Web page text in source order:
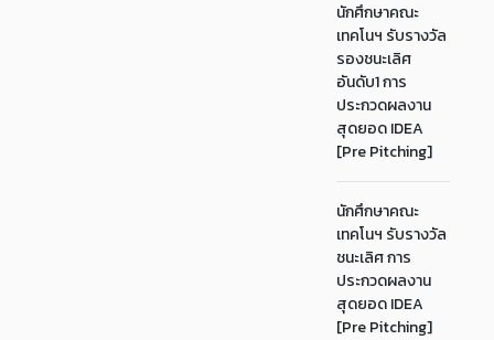
นักศึกษาคณะ
เทคโนฯ รับรางวัล
รองชนะเลิศ
อันดับ1 การ
ประกวดผลงาน
สุดยอด IDEA
[Pre Pitching]
นักศึกษาคณะ
เทคโนฯ รับรางวัล
ชนะเลิศ การ
ประกวดผลงาน
สุดยอด IDEA
[Pre Pitching]